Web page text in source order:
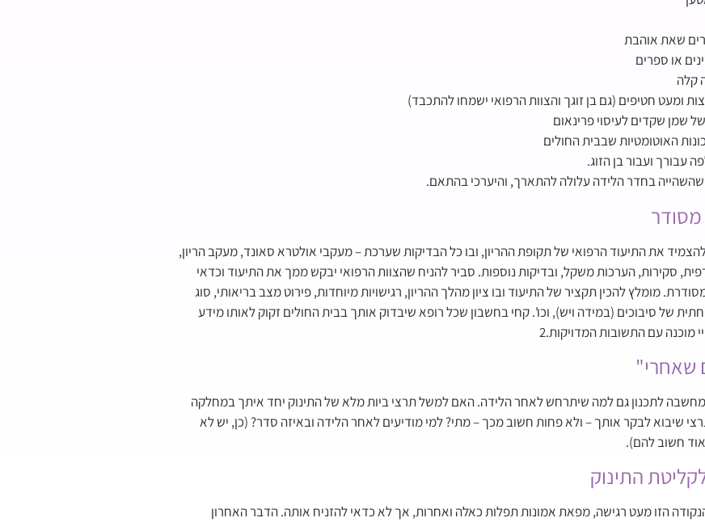
שאת אוהבת
או ספרים
קלה
ומעט חטיפים (גם בן זוגך והצוות הרפואי ישמחו להתכבד)
שמן שקדים לעיסוי פרינאום
האוטומטיות שבבית החולים
עבורך ועבור בן הזוג.
שהשהייה בחדר הלידה עלולה להתארך, והיערכי בהתאם.
מסודר
את התיעוד הרפואי של תקופת ההריון, ובו כל הבדיקות שערכת – מעקבי אולטרא סאונד, מעקב הריון,
סקירות, הערכות משקל, ובדיקות נוספות. סביר להניח שהצוות הרפואי יבקש ממך את התיעוד וכדאי
מומלץ להכין תקציר של התיעוד ובו ציון מהלך ההריון, רגישויות מיוחדות, פירוט מצב בריאותי, סוג
של סיבוכים (במידה ויש), וכו'. קחי בחשבון שכל רופא שיבדוק אותך בבית החולים זקוק לאותו מידע
מוכנה עם התשובות המדויקות.2
שאחרי"
לתכנון גם למה שיתרחש לאחר הלידה. האם למשל תרצי ביות מלא של התינוק יחד איתך במחלקה
שיבוא לבקר אותך – ולא פחות חשוב מכך – מתי? למי מודיעים לאחר הלידה ובאיזה סדר? (כן, יש לא
חשוב להם).
התינוק
הזו מעט רגישה, מפאת אמונות תפלות כאלה ואחרות, אך לא כדאי להזניח אותה. הדבר האחרון